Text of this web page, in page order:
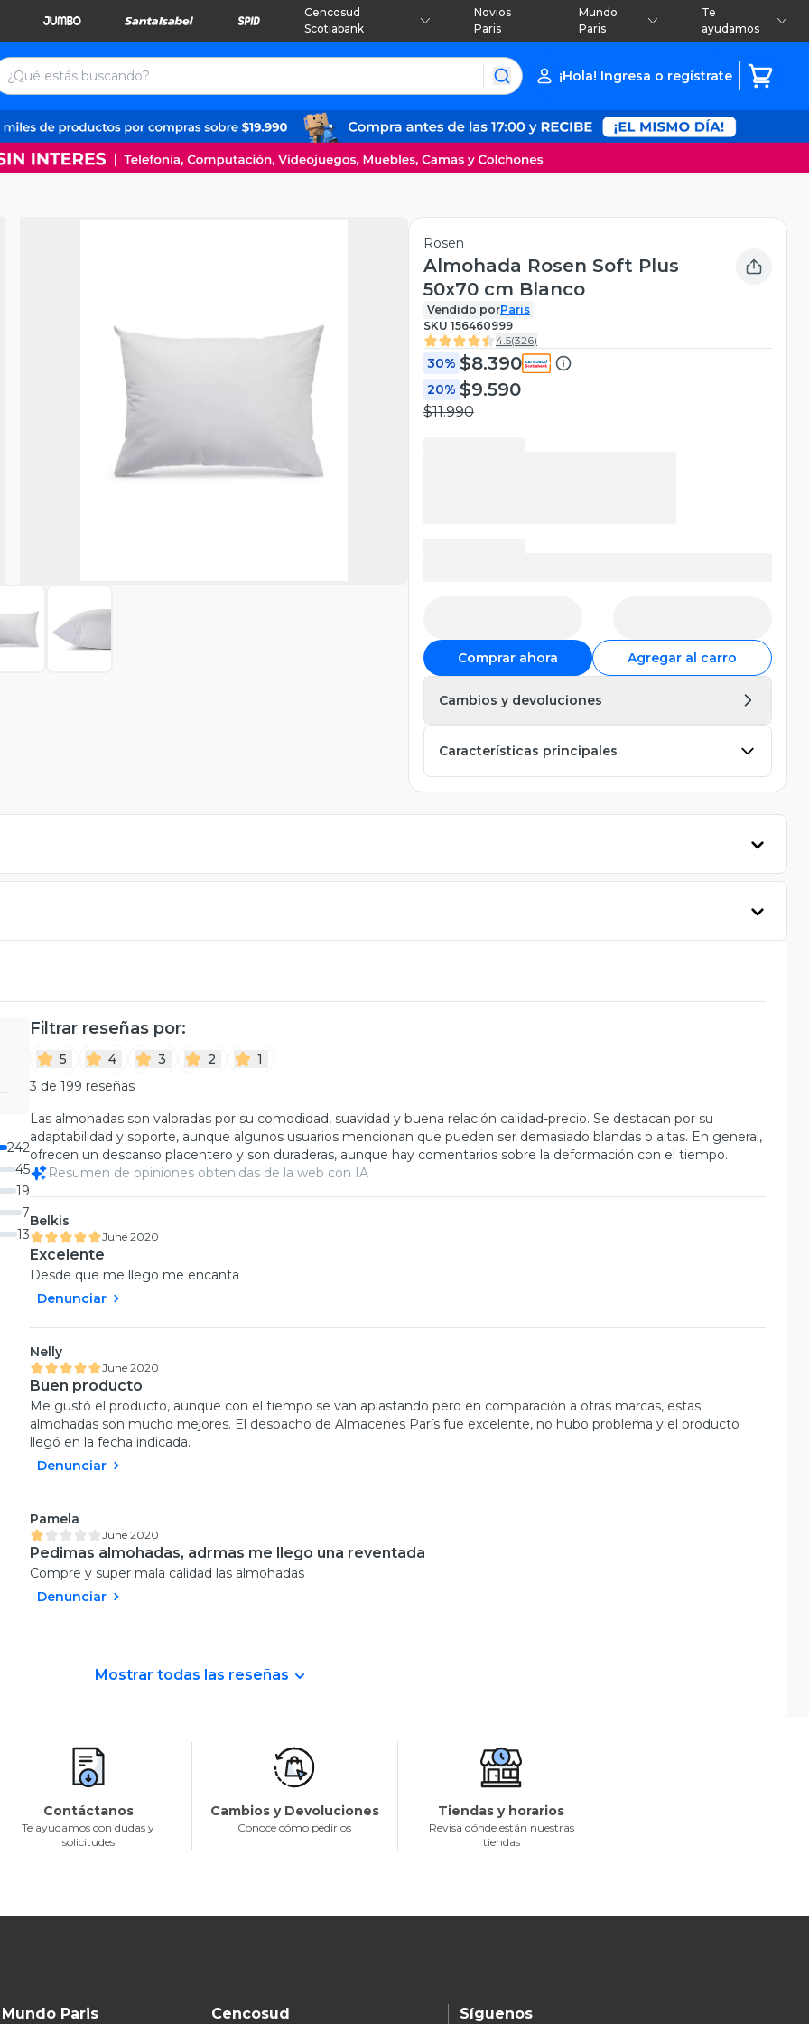
Cencosud
Scotiabank
Novios
Paris
Mundo
Paris
Te
ayudamos
¡Hola! Ingresa o regístrate
Rosen
Almohada Rosen Soft Plus
50x70 cm Blanco
Vendido porParis
SKU 156460999
4.5(326)
30% $8.390
20% $9.590
$11.990
Comprar ahora Agregar al carro
Cambios y devoluciones
Características principales
242
45
19
7
13
Filtrar reseñas por:
5 4 3 2
1
3 de 199 reseñas
Las almohadas son valoradas por su comodidad, suavidad y buena relación calidad-precio. Se destacan por su
adaptabilidad y soporte, aunque algunos usuarios mencionan que pueden ser demasiado blandas o altas. En general,
ofrecen un descanso placentero y son duraderas, aunque hay comentarios sobre la deformación con el tiempo.
Resumen de opiniones obtenidas de la web con IA
Belkis
June 2020
Excelente
Desde que me llego me encanta
Denunciar
Nelly
June 2020
Buen producto
Me gustó el producto, aunque con el tiempo se van aplastando pero en comparación a otras marcas, estas
almohadas son mucho mejores. El despacho de Almacenes París fue excelente, no hubo problema y el producto
llegó en la fecha indicada.
Denunciar
Pamela
June 2020
Pedimas almohadas, adrmas me llego una reventada
Compre y super mala calidad las almohadas
Denunciar
Mostrar todas las reseñas
Contáctanos
Te ayudamos con dudas y
solicitudes
Cambios y Devoluciones
Conoce cómo pedirlos
Tiendas y horarios
Revisa dónde están nuestras
tiendas
Mundo Paris Cencosud Síguenos